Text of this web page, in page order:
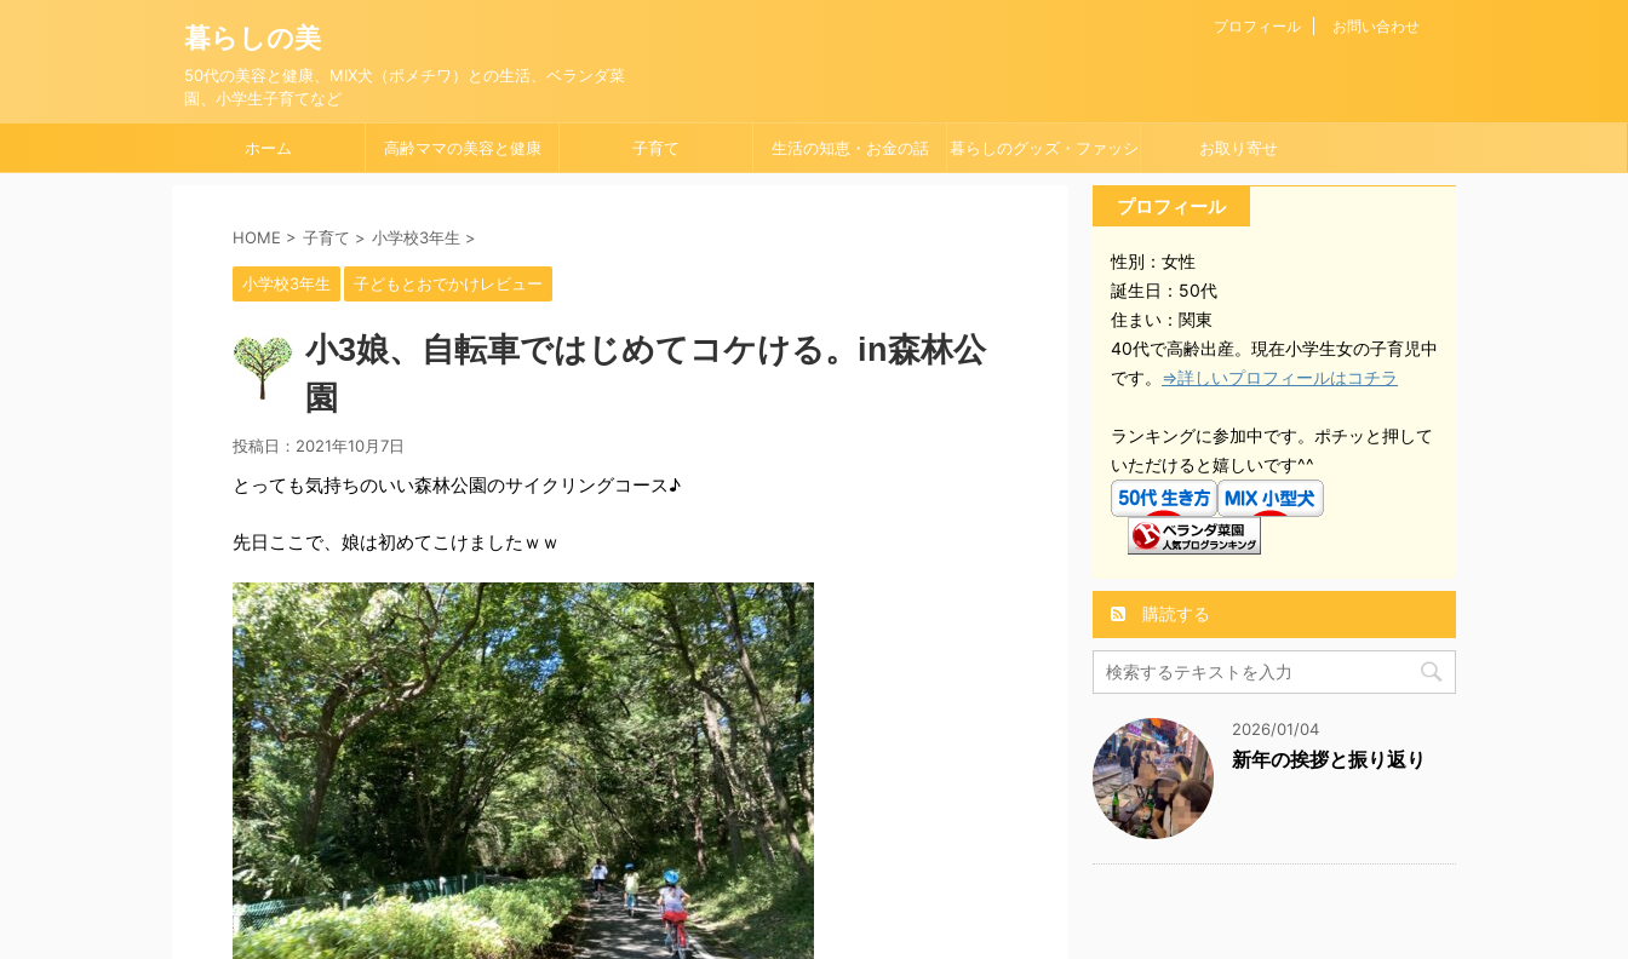
暮らしの美
50代の美容と健康、MIX犬（ポメチワ）との生活、ベランダ菜
園、小学生子育てなど
プロフィール お問い合わせ
ホーム 高齢ママの美容と健康 子育て 生活の知恵・お金の話 暮らしのグッズ・ファッシ お取り寄せ
HOME > 子育て > 小学校3年生 >
小学校3年生 子どもとおでかけレビュー
小3娘、自転車ではじめてコケける。in森林公
園
投稿日： 2021年10月7日
とっても気持ちのいい森林公園のサイクリングコース♪
先日ここで、娘は初めてこけましたｗｗ
プロフィール
性別：女性
誕生日：50代
住まい：関東
40代で高齢出産。現在小学生女の子育児中
です。 ⇒詳しいプロフィールはコチラ
ランキングに参加中です。ポチッと押して
いただけると嬉しいです^^
購読する
2026/01/04
新年の挨拶と振り返り